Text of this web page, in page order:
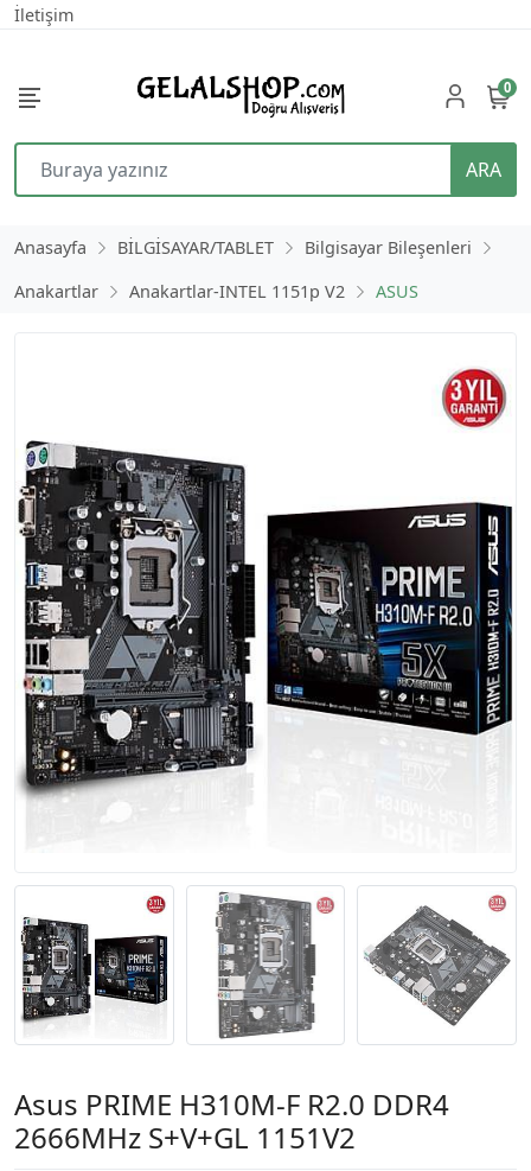
İletişim
ARA
0
Anasayfa BİLGİSAYAR/TABLET
Bilgisayar Bileşenleri
Anakartlar
Anakartlar-INTEL 1151p V2 ASUS
Asus PRIME H310M-F R2.0 DDR4
2666MHz S+V+GL 1151V2